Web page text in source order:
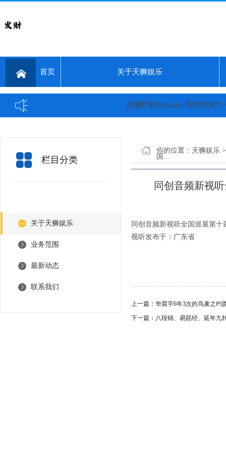
首页 关于天狮娱乐
直播吧专访Xiaohu: 我对线实力一
栏目分类
关于天狮娱乐
业务范围
最新动态
联系我们
你的位置： 天狮娱乐
国...
同创音频新视
同创音频新视听全国巡展第
视听发布于：广东省
上一篇： 华晨宇6年3次的鸟巢之约
下一篇： 八段锦、易筋经、延年九